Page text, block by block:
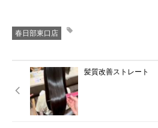
春日部東口店
髪質改善ストレート